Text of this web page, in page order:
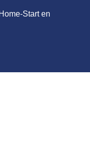
Start en